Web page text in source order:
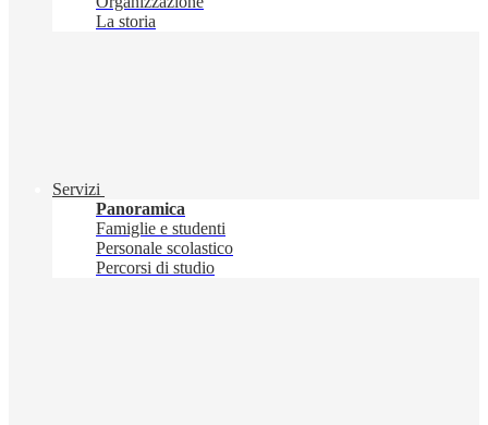
La storia
Servizi
Panoramica
Famiglie e studenti
Personale scolastico
Percorsi di studio